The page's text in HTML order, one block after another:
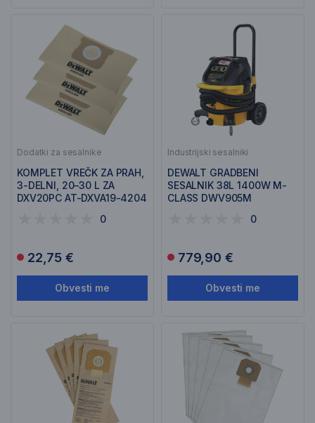
Dodatki za sesalnike
KOMPLET VREČK ZA PRAH,
3-DELNI, 20–30 L ZA
DXV20PC AT-DXVA19-4204
0
22,75 €
Obvesti me
Industrijski sesalniki
DEWALT GRADBENI
SESALNIK 38L 1400W M-
CLASS DWV905M
0
779,90 €
Obvesti me